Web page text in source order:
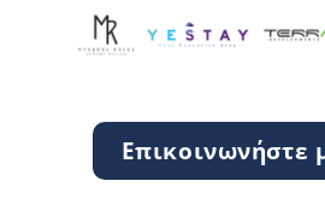
Επικοινωνήστε